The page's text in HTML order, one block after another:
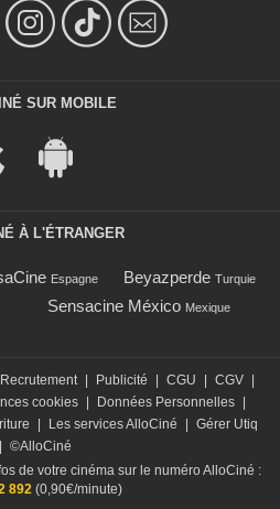
SUR MOBILE
À L'ÉTRANGER
Espagne Beyazperde Turquie
Sensacine México Mexique
Recrutement Publicité CGU CGV
cookies Données Personnelles
Les services AlloCiné
Gérer Utiq
©AlloCiné
de votre cinéma sur le numéro AlloCiné :
892(0,90€/minute)